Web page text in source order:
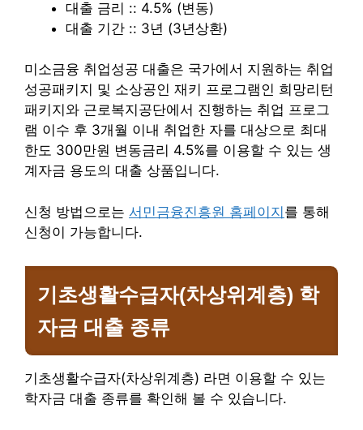
대출 금리 :: 4.5% (변동)
대출 기간 :: 3년 (3년상환)
미소금융 취업성공 대출은 국가에서 지원하는 취업
성공패키지 및 소상공인 재키 프로그램인 희망리턴
패키지와 근로복지공단에서 진행하는 취업 프로그
램 이수 후 3개월 이내 취업한 자를 대상으로 최대
한도 300만원 변동금리 4.5%를 이용할 수 있는 생
계자금 용도의 대출 상품입니다.
신청 방법으로는 서민금융진흥원 홈페이지를 통해
신청이 가능합니다.
기초생활수급자(차상위계층) 학
자금 대출 종류
기초생활수급자(차상위계층) 라면 이용할 수 있는
학자금 대출 종류를 확인해 볼 수 있습니다.